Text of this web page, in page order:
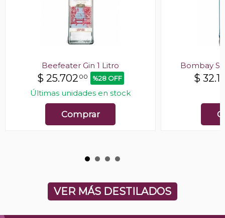
Beefeater Gin 1 Litro
$ 25.702 00 %28 OFF
Últimas unidades en stock
Comprar
Bombay
$
VER MÁS DESTILADOS